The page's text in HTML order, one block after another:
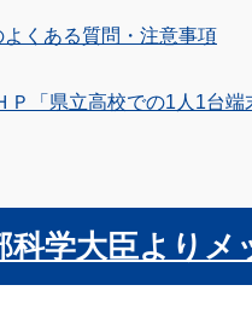
くある質問・注意事項
Ｐ「県立高校での1人1台端
科学大臣よりメ